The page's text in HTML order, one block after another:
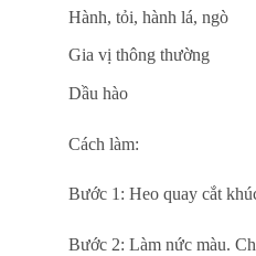
Hành, tỏi, hành lá, ngò
Gia vị thông thường
Dầu hào
Cách làm:
Bước 1: Heo quay cắt
Bước 2: Làm nức màu.